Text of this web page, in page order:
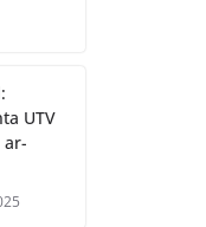
UTV
ar-